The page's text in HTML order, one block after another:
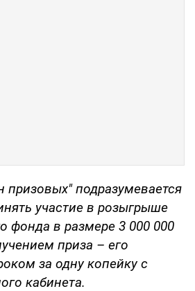
призовых" подразумевается
участие в розыгрыше
фонда в размере 3 000 000
приза – его
за одну копейку с
кабинета.